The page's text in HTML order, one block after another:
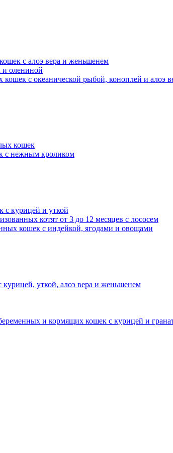
с алоэ вера и женьшенем
и олениной
с океанической рыбой, коноплей и алоэ
кошек
с нежным кроликом
с курицей и уткой
котят от 3 до 12 месяцев с лососем
кошек с индейкой, ягодами и овощами
уткой, алоэ вера и женьшенем
и кормящих кошек с курицей и